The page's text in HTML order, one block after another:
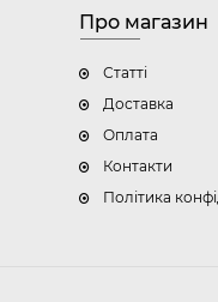
Про магазин
Статті
Доставка
Оплата
Контакти
Політика